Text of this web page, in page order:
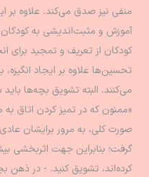
منفی نیز صدق می‌کند. علاوه بر
آموزش و مثبت‌اندیشی به
کودکان از تعریف و تمجید برای
تحسین‌ها علاوه بر ایجاد
می‌کنند. البته تشویق بچه‌ها
«ممنون که در تمیز کردن اتاق
صورت کلی، به مرور برایشان
گرفت؛ بنابراین جهت اثربخشی
کرده‌اند، تشویق کنید. - در ذهن